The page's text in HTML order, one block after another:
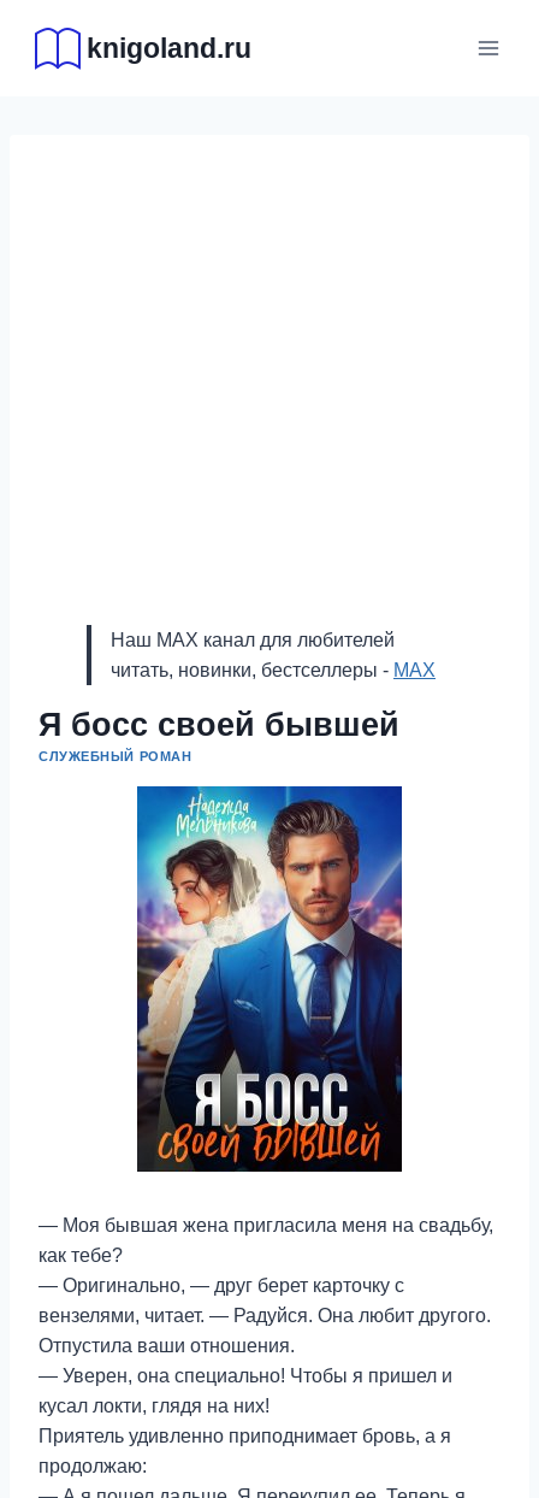
содержимому
knigoland.ru
Наш MAX канал для любителей
читать, новинки, бестселлеры - MAX
Я босс своей бывшей
СЛУЖЕБНЫЙ РОМАН
— Моя бывшая жена пригласила меня на свадьбу,
как тебе?
— Оригинально, — друг берет карточку с
вензелями, читает. — Радуйся. Она любит другого.
Отпустила ваши отношения.
— Уверен, она специально! Чтобы я пришел и
кусал локти, глядя на них!
Приятель удивленно приподнимает бровь, а я
продолжаю: